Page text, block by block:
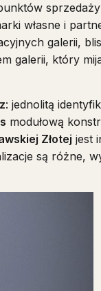
własne i
galerii,
galerii, który
: jednolitą
modułową
Złotej jest
są różne,